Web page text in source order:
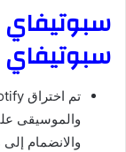
والموسيقى
والانضمام إلى